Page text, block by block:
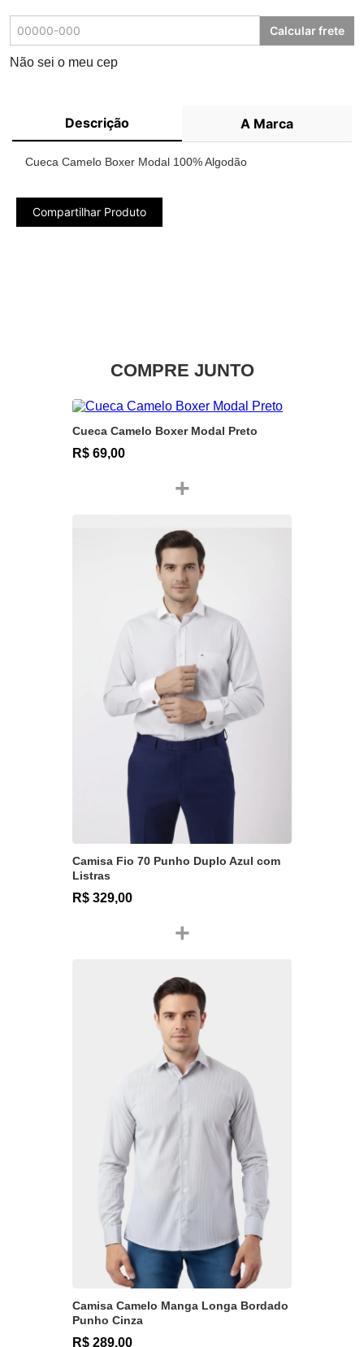
Calcular frete
Não sei o meu cep
Descrição A Marca
Cueca Camelo Boxer Modal 100% Algodão
Compartilhar Produto
COMPRE JUNTO
Cueca Camelo Boxer Modal Preto
R$ 69,00
+
Camisa Fio 70 Punho Duplo Azul com
Listras
R$ 329,00
+
Camisa Camelo Manga Longa Bordado
Punho Cinza
R$ 289,00